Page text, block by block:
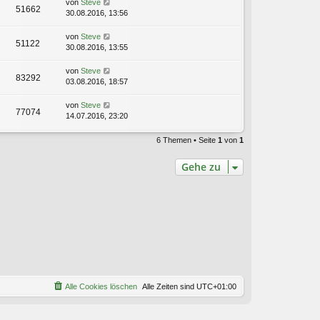
51662
von Steve
30.08.2016, 13:56
51122
von Steve
30.08.2016, 13:55
83292
von Steve
03.08.2016, 18:57
77074
von Steve
14.07.2016, 23:20
6 Themen • Seite 1 von 1
Gehe zu
Alle Zeiten sind UTC+01:00
Alle Cookies löschen